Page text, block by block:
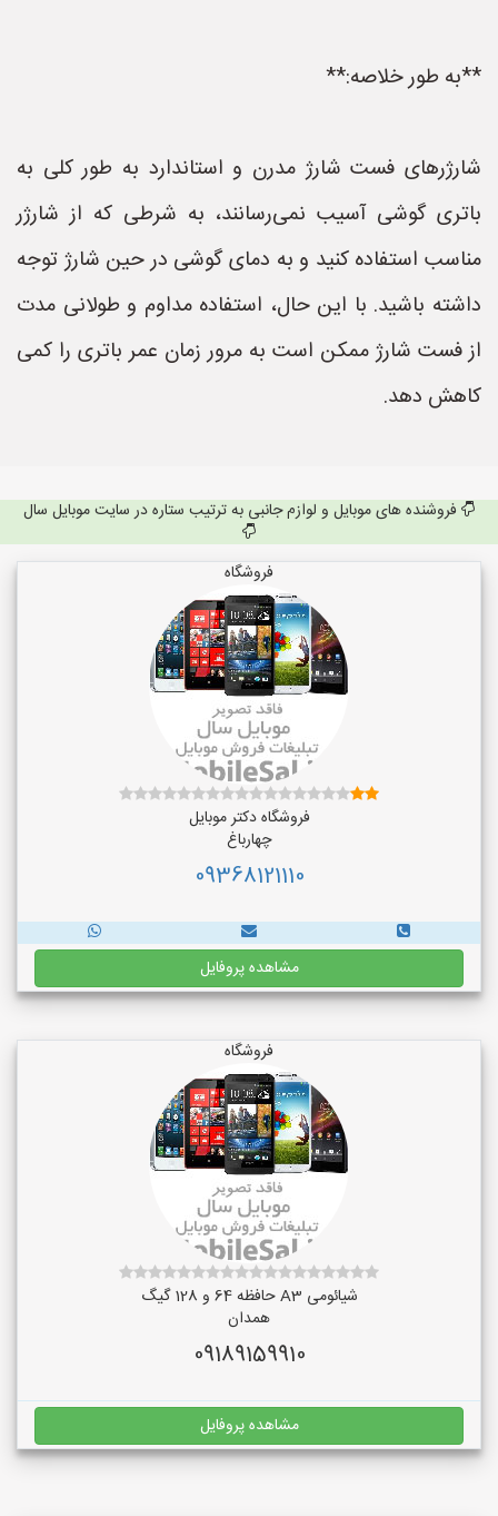
**به طور خلاصه:**
شارژرهای فست شارژ مدرن و استاندارد به طور کلی به
باتری گوشی آسیب نمی‌رسانند، به شرطی که از شارژر
مناسب استفاده کنید و به دمای گوشی در حین شارژ توجه
داشته باشید. با این حال، استفاده مداوم و طولانی مدت
از فست شارژ ممکن است به مرور زمان عمر باتری را کمی
کاهش دهد.
فروشنده های موبایل و لوازم جانبی به ترتیب ستاره در سایت موبایل سال
فروشگاه
فروشگاه دکتر موبایل
چهارباغ
09368121110
مشاهده پروفایل
فروشگاه
شیائومی A3 حافظه 64 و 128 گیگ
همدان
09189159910
مشاهده پروفایل